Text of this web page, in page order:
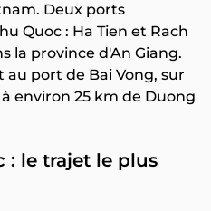
Deux ports
Quoc : Ha Tien et Rach
la province d'An Giang.
au port de Bai Vong, sur
environ 25 km de Duong
: le trajet le plus